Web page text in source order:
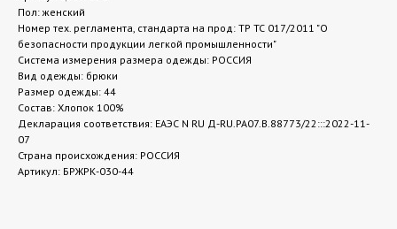
Пол: женский
Номер тех. регламента, стандарта на прод: ТР ТС 017/2011 "О
безопасности продукции легкой промышленности"
Система измерения размера одежды: РОССИЯ
Вид одежды: брюки
Размер одежды: 44
Состав: Хлопок 100%
Декларация соответствия: ЕАЭС N RU Д-RU.РА07.В.88773/22:::2022-11-
07
Страна происхождения: РОССИЯ
Артикул: БРЖРК-030-44